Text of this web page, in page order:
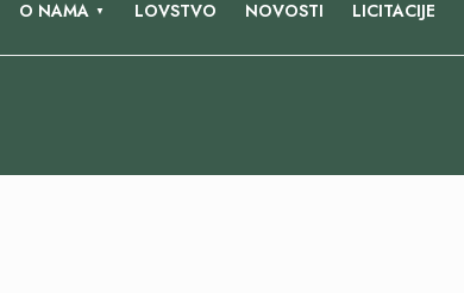
O NAMA LOVSTVO NOVOSTI LICITACIJE